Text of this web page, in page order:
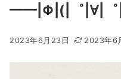
━━|Φ|(|゜|∀|゜
2023年6月23日 2023年6